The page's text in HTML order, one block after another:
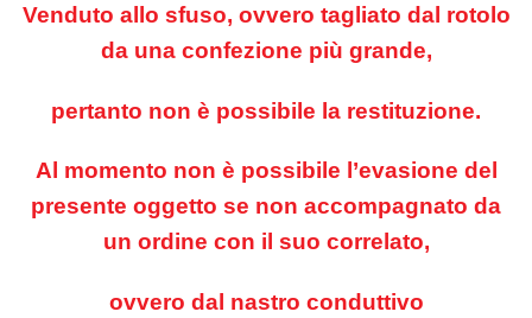
Venduto allo sfuso, ovvero tagliato dal rotolo
da una confezione più grande,
pertanto non è possibile la restituzione.
Al momento non è possibile l’evasione del
presente oggetto se non accompagnato da
un ordine con il suo correlato,
ovvero dal nastro conduttivo